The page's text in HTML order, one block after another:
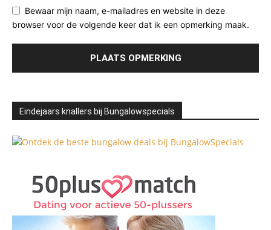
Bewaar mijn naam, e-mailadres en website in deze
browser voor de volgende keer dat ik een opmerking maak.
Eindejaars knallers bij Bungalowspecials